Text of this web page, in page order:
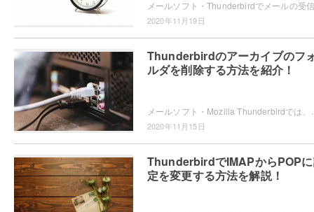
2020年11月19日
Thunderbirdのアーカイブのフ
ルダを削除する方法を紹介！
2020年11月15日
ThunderbirdでIMAPからPOP
定を変更する方法を解説！